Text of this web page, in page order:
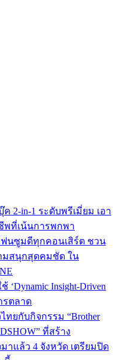
ค 2-in-1 ระดับพรีเมี่ยม เอา
พที่เน้นการพกพา
ฟนซูมดีทุกคอนเสิร์ต ชวน
มสนุกสุดคมชัด ใน
Insight-Driven
รตลาด
ทยกับกิจกรรม “Brother
ที่สร้าง
แล้ว 4 จังหวัด เตรียมปิด